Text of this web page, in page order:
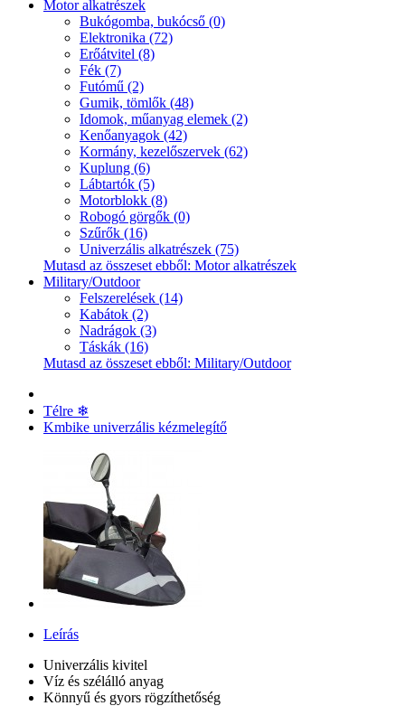
Motor alkatrészek
Bukógomba, bukócső (0)
Elektronika (72)
Erőátvitel (8)
Fék (7)
Futómű (2)
Gumik, tömlők (48)
Idomok, műanyag elemek (2)
Kenőanyagok (42)
Kormány, kezelőszervek (62)
Kuplung (6)
Lábtartók (5)
Motorblokk (8)
Robogó görgők (0)
Szűrők (16)
Univerzális alkatrészek (75)
Mutasd az összeset ebből: Motor alkatrészek
Military/Outdoor
Felszerelések (14)
Kabátok (2)
Nadrágok (3)
Táskák (16)
Mutasd az összeset ebből: Military/Outdoor
Télre ❄
Kmbike univerzális kézmelegítő
Leírás
Univerzális kivitel
Víz és szélálló anyag
Könnyű és gyors rögzíthetőség